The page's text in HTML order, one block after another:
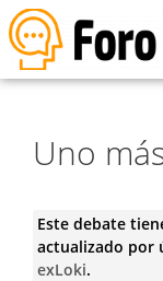
Uno
Este debate
actualizado por
exLoki.